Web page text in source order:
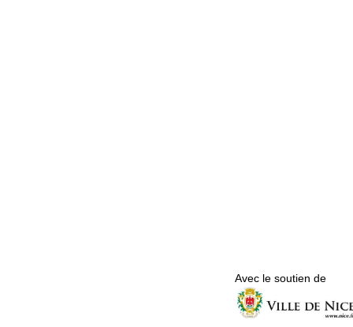
Avec le soutien de